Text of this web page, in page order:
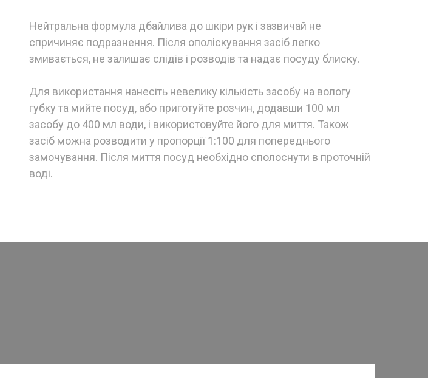
Нейтральна формула дбайлива до шкіри рук і зазвичай не
спричиняє подразнення. Після ополіскування засіб легко
змивається, не залишає слідів і розводів та надає посуду блиску.
Для використання нанесіть невелику кількість засобу на вологу
губку та мийте посуд, або приготуйте розчин, додавши 100 мл
засобу до 400 мл води, і використовуйте його для миття. Також
засіб можна розводити у пропорції 1:100 для попереднього
замочування. Після миття посуд необхідно сполоснути в проточній
воді.